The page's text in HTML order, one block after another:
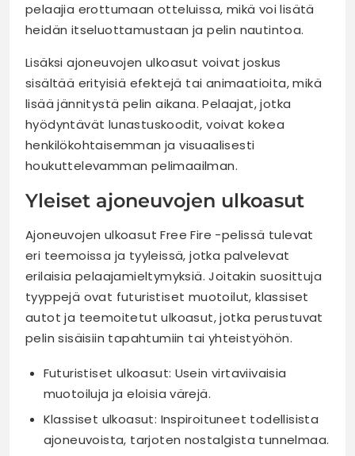
pelaajia erottumaan otteluissa, mikä voi lisätä
heidän itseluottamustaan ja pelin nautintoa.
Lisäksi ajoneuvojen ulkoasut voivat joskus
sisältää erityisiä efektejä tai animaatioita, mikä
lisää jännitystä pelin aikana. Pelaajat, jotka
hyödyntävät lunastuskoodit, voivat kokea
henkilökohtaisemman ja visuaalisesti
houkuttelevamman pelimaailman.
Yleiset ajoneuvojen ulkoasut
Ajoneuvojen ulkoasut Free Fire -pelissä tulevat
eri teemoissa ja tyyleissä, jotka palvelevat
erilaisia pelaajamieltymyksiä. Joitakin suosittuja
tyyppejä ovat futuristiset muotoilut, klassiset
autot ja teemoitetut ulkoasut, jotka perustuvat
pelin sisäisiin tapahtumiin tai yhteistyöhön.
Futuristiset ulkoasut: Usein virtaviivaisia
muotoiluja ja eloisia värejä.
Klassiset ulkoasut: Inspiroituneet todellisista
ajoneuvoista, tarjoten nostalgista tunnelmaa.